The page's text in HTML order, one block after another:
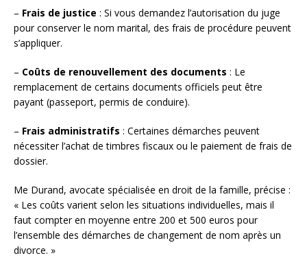
– Frais de justice : Si vous demandez l’autorisation du juge
pour conserver le nom marital, des frais de procédure peuvent
s’appliquer.
– Coûts de renouvellement des documents : Le
remplacement de certains documents officiels peut être
payant (passeport, permis de conduire).
– Frais administratifs : Certaines démarches peuvent
nécessiter l’achat de timbres fiscaux ou le paiement de frais de
dossier.
Me Durand, avocate spécialisée en droit de la famille, précise :
« Les coûts varient selon les situations individuelles, mais il
faut compter en moyenne entre 200 et 500 euros pour
l’ensemble des démarches de changement de nom après un
divorce. »